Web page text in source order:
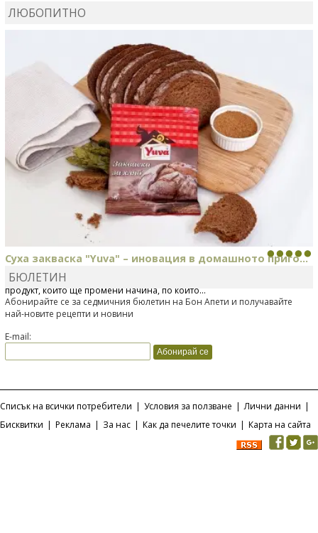
ЛЮБОПИТНО
Суха закваска "Yuva" – иновация в домашното приго...
Отскоро Лесафр България стартира предлагането на изцяло нов
продукт, който ще промени начина, по който...
БЮЛЕТИН
Абонирайте се за седмичния бюлетин на Бон Апети и получавайте
най-новите рецепти и новини
E-mail:
Списък на всички потребители | Условия за ползване | Лични данни |
Бисквитки | Реклама | За нас | Как да печелите точки | Карта на сайта